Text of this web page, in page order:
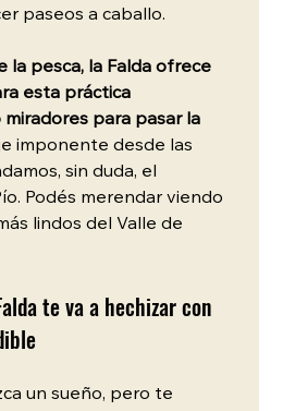
paseos a caballo.
la pesca, la Falda ofrece
esta práctica
miradores para pasar la
imponente desde las
sin duda, el
Podés merendar viendo
lindos del Valle de
te va a hechizar con
un sueño, pero te